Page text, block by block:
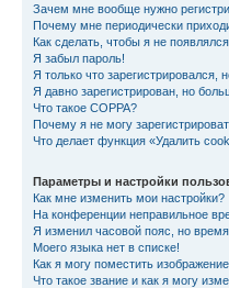
Зачем мне вообще нужно
Почему мне периодически
Как сделать, чтобы я не
Я забыл пароль!
Я только что зарегистрировался,
Я давно зарегистрирован, но
Что такое COPPA?
Почему я не могу
Что делает функция «Удалить
Параметры и настройки
Как мне изменить мои настройки?
На конференции неправильное
Я изменил часовой пояс, но
Моего языка нет в списке!
Как я могу поместить
Что такое звание и как я могу